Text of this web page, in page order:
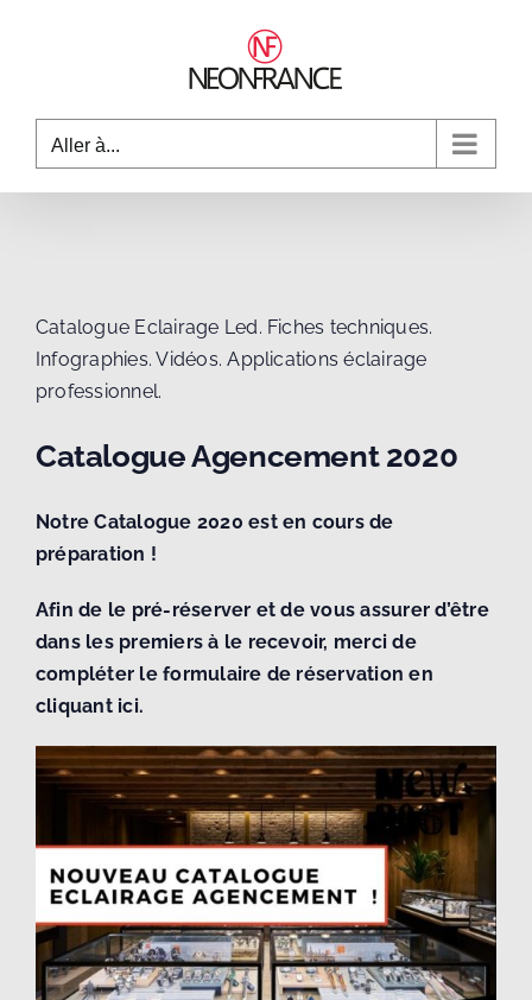
Aller à...
Catalogue Eclairage Led. Fiches techniques.
Infographies. Vidéos. Applications éclairage
professionnel.
Catalogue Agencement 2020
Notre Catalogue 2020 est en cours de
préparation !
Afin de le pré-réserver et de vous assurer d’être
dans les premiers à le recevoir, merci de
compléter le formulaire de réservation en
cliquant ici.